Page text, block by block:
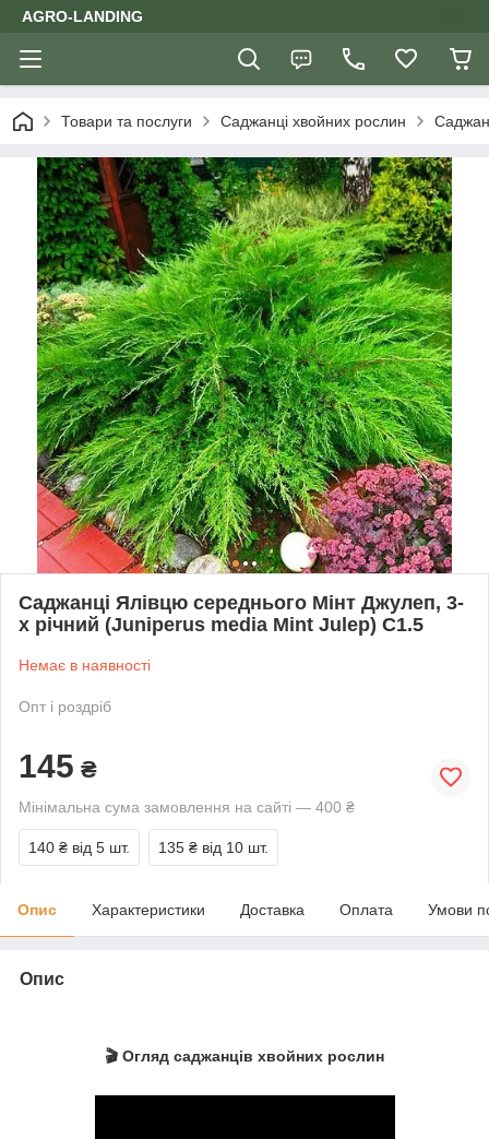
AGRO-LANDING
Товари та послуги Саджанці хвойних рослин
Саджанці Ялівцю середнього Мінт Джулеп, 3-
х річний (Juniperus media Mint Julep) С1.5
Немає в наявності
Опт і роздріб
145 ₴
Мінімальна сума замовлення на сайті — 400 ₴
140 ₴ від 5 шт. 135 ₴ від 10 шт.
Опис Характеристики Доставка Оплата Умови
Опис
🎬 Огляд саджанців хвойних рослин